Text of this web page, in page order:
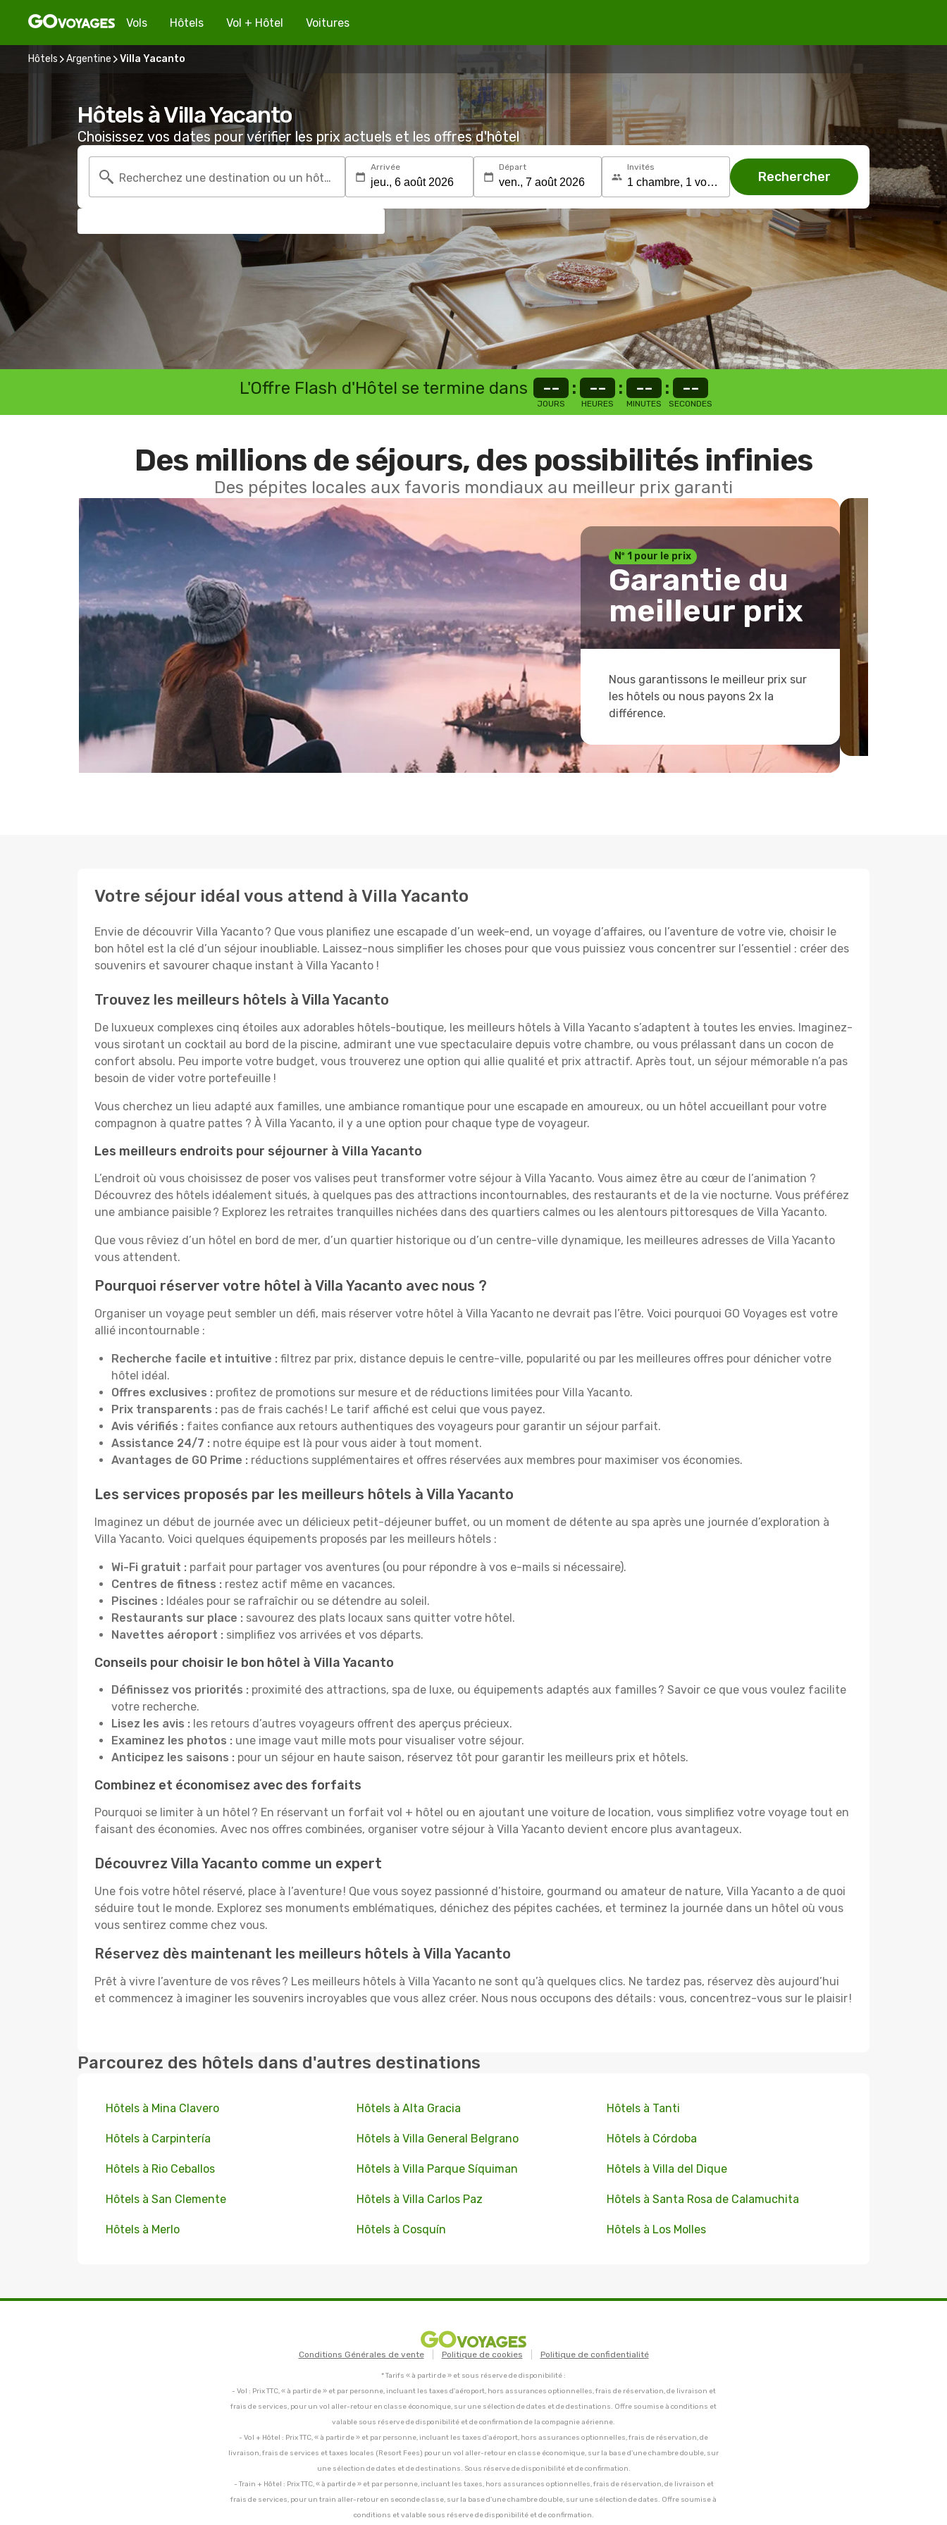
Vols Hôtels Vol + Hôtel Voitures
Hôtels Argentine Villa Yacanto
Hôtels à Villa Yacanto
Choisissez vos dates pour vérifier les prix actuels et les offres d'hôtel
Recherchez une destination ou un hôtel
Arrivée Départ Invités
Rechercher
L'Offre Flash d'Hôtel se termine dans --
JOURS
: --
HEURES
: --
MINUTES
: --
SECONDES
Des millions de séjours, des possibilités infinies
Des pépites locales aux favoris mondiaux au meilleur prix garanti
Nº 1 pour le prix
Garantie du
meilleur prix
Nous garantissons le meilleur prix sur
les hôtels ou nous payons 2x la
différence.
Votre séjour idéal vous attend à Villa Yacanto
Envie de découvrir Villa Yacanto ? Que vous planifiez une escapade d’un week-end, un voyage d’affaires, ou l’aventure de votre vie, choisir le
bon hôtel est la clé d’un séjour inoubliable. Laissez-nous simplifier les choses pour que vous puissiez vous concentrer sur l’essentiel : créer des
souvenirs et savourer chaque instant à Villa Yacanto !
Trouvez les meilleurs hôtels à Villa Yacanto
De luxueux complexes cinq étoiles aux adorables hôtels-boutique, les meilleurs hôtels à Villa Yacanto s’adaptent à toutes les envies. Imaginez-
vous sirotant un cocktail au bord de la piscine, admirant une vue spectaculaire depuis votre chambre, ou vous prélassant dans un cocon de
confort absolu. Peu importe votre budget, vous trouverez une option qui allie qualité et prix attractif. Après tout, un séjour mémorable n’a pas
besoin de vider votre portefeuille !
Vous cherchez un lieu adapté aux familles, une ambiance romantique pour une escapade en amoureux, ou un hôtel accueillant pour votre
compagnon à quatre pattes ? À Villa Yacanto, il y a une option pour chaque type de voyageur.
Les meilleurs endroits pour séjourner à Villa Yacanto
L’endroit où vous choisissez de poser vos valises peut transformer votre séjour à Villa Yacanto. Vous aimez être au cœur de l’animation ?
Découvrez des hôtels idéalement situés, à quelques pas des attractions incontournables, des restaurants et de la vie nocturne. Vous préférez
une ambiance paisible ? Explorez les retraites tranquilles nichées dans des quartiers calmes ou les alentours pittoresques de Villa Yacanto.
Que vous rêviez d’un hôtel en bord de mer, d’un quartier historique ou d’un centre-ville dynamique, les meilleures adresses de Villa Yacanto
vous attendent.
Pourquoi réserver votre hôtel à Villa Yacanto avec nous ?
Organiser un voyage peut sembler un défi, mais réserver votre hôtel à Villa Yacanto ne devrait pas l’être. Voici pourquoi GO Voyages est votre
allié incontournable :
Recherche facile et intuitive : filtrez par prix, distance depuis le centre-ville, popularité ou par les meilleures offres pour dénicher votre
hôtel idéal.
Offres exclusives : profitez de promotions sur mesure et de réductions limitées pour Villa Yacanto.
Prix transparents : pas de frais cachés ! Le tarif affiché est celui que vous payez.
Avis vérifiés : faites confiance aux retours authentiques des voyageurs pour garantir un séjour parfait.
Assistance 24/7 : notre équipe est là pour vous aider à tout moment.
Avantages de GO Prime : réductions supplémentaires et offres réservées aux membres pour maximiser vos économies.
Les services proposés par les meilleurs hôtels à Villa Yacanto
Imaginez un début de journée avec un délicieux petit-déjeuner buffet, ou un moment de détente au spa après une journée d’exploration à
Villa Yacanto. Voici quelques équipements proposés par les meilleurs hôtels :
Wi-Fi gratuit : parfait pour partager vos aventures (ou pour répondre à vos e-mails si nécessaire).
Centres de fitness : restez actif même en vacances.
Piscines : Idéales pour se rafraîchir ou se détendre au soleil.
Restaurants sur place : savourez des plats locaux sans quitter votre hôtel.
Navettes aéroport : simplifiez vos arrivées et vos départs.
Conseils pour choisir le bon hôtel à Villa Yacanto
Définissez vos priorités : proximité des attractions, spa de luxe, ou équipements adaptés aux familles ? Savoir ce que vous voulez facilite
votre recherche.
Lisez les avis : les retours d’autres voyageurs offrent des aperçus précieux.
Examinez les photos : une image vaut mille mots pour visualiser votre séjour.
Anticipez les saisons : pour un séjour en haute saison, réservez tôt pour garantir les meilleurs prix et hôtels.
Combinez et économisez avec des forfaits
Pourquoi se limiter à un hôtel ? En réservant un forfait vol + hôtel ou en ajoutant une voiture de location, vous simplifiez votre voyage tout en
faisant des économies. Avec nos offres combinées, organiser votre séjour à Villa Yacanto devient encore plus avantageux.
Découvrez Villa Yacanto comme un expert
Une fois votre hôtel réservé, place à l’aventure ! Que vous soyez passionné d’histoire, gourmand ou amateur de nature, Villa Yacanto a de quoi
séduire tout le monde. Explorez ses monuments emblématiques, dénichez des pépites cachées, et terminez la journée dans un hôtel où vous
vous sentirez comme chez vous.
Réservez dès maintenant les meilleurs hôtels à Villa Yacanto
Prêt à vivre l’aventure de vos rêves ? Les meilleurs hôtels à Villa Yacanto ne sont qu’à quelques clics. Ne tardez pas, réservez dès aujourd’hui
et commencez à imaginer les souvenirs incroyables que vous allez créer. Nous nous occupons des détails : vous, concentrez-vous sur le plaisir !
Parcourez des hôtels dans d'autres destinations
Hôtels à Mina Clavero Hôtels à Alta Gracia Hôtels à Tanti
Hôtels à Carpintería Hôtels à Villa General Belgrano Hôtels à Córdoba
Hôtels à Rio Ceballos Hôtels à Villa Parque Síquiman Hôtels à Villa del Dique
Hôtels à San Clemente Hôtels à Villa Carlos Paz Hôtels à Santa Rosa de Calamuchita
Hôtels à Merlo Hôtels à Cosquín Hôtels à Los Molles
Conditions Générales de vente Politique de cookies Politique de confidentialité
* Tarifs « à partir de » et sous réserve de disponibilité :
- Vol : Prix TTC, « à partir de » et par personne, incluant les taxes d'aéroport, hors assurances optionnelles, frais de réservation, de livraison et
frais de services, pour un vol aller-retour en classe économique, sur une sélection de dates et de destinations. Offre soumise à conditions et
valable sous réserve de disponibilité et de confirmation de la compagnie aérienne.
- Vol + Hôtel : Prix TTC, « à partir de » et par personne, incluant les taxes d'aéroport, hors assurances optionnelles, frais de réservation, de
livraison, frais de services et taxes locales (Resort Fees) pour un vol aller-retour en classe économique, sur la base d'une chambre double, sur
une sélection de dates et de destinations. Sous réserve de disponibilité et de confirmation.
- Train + Hôtel : Prix TTC, « à partir de » et par personne, incluant les taxes, hors assurances optionnelles, frais de réservation, de livraison et
frais de services, pour un train aller-retour en seconde classe, sur la base d'une chambre double, sur une sélection de dates. Offre soumise à
conditions et valable sous réserve de disponibilité et de confirmation.